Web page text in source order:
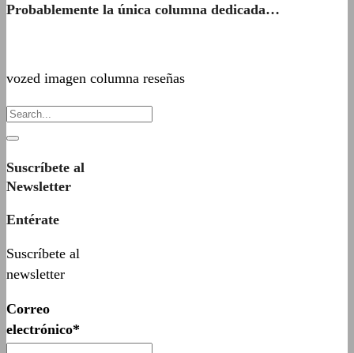
Probablemente la única columna dedicada…
vozed imagen columna reseñas
Suscríbete al
Newsletter
Entérate
Suscríbete al
newsletter
Correo
electrónico*